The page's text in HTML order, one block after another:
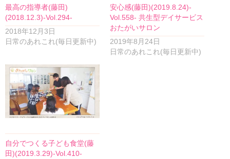
最高の指導者(藤田)
(2018.12.3)-Vol.294-
2018年12月3日
日常のあれこれ(毎日更新中)
安心感(藤田)(2019.8.24)-
Vol.558- 共生型デイサービス
おたがいサロン
2019年8月24日
日常のあれこれ(毎日更新中)
自分でつくる子ども食堂(藤
田)(2019.3.29)-Vol.410-